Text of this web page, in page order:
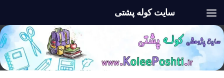
سایت کوله پشتی